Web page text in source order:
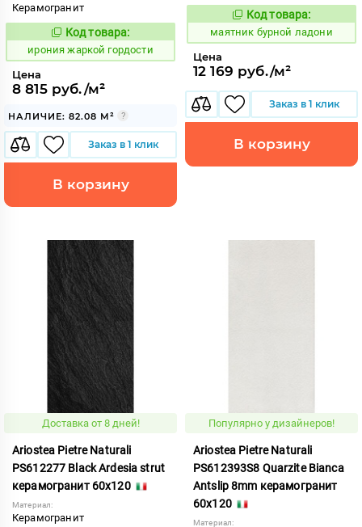
Керамогранит
1097268
Код товара:
ирония жаркой гордости
Цена
8 815 руб./м²
НАЛИЧИЕ: 82.08 М²
Заказ в 1 клик
В корзину
922792
Код товара:
маятник бурной ладони
Цена
12 169 руб./м²
Заказ в 1 клик
В корзину
Доставка от 8 дней!
Ariostea Pietre Naturali
PS612277 Black Ardesia strut
керамогранит 60x120
Материал:
Керамогранит
Популярно у дизайнеров!
Ariostea Pietre Naturali
PS612393S8 Quarzite Bianca
Antslip 8mm керамогранит
60x120
Материал: